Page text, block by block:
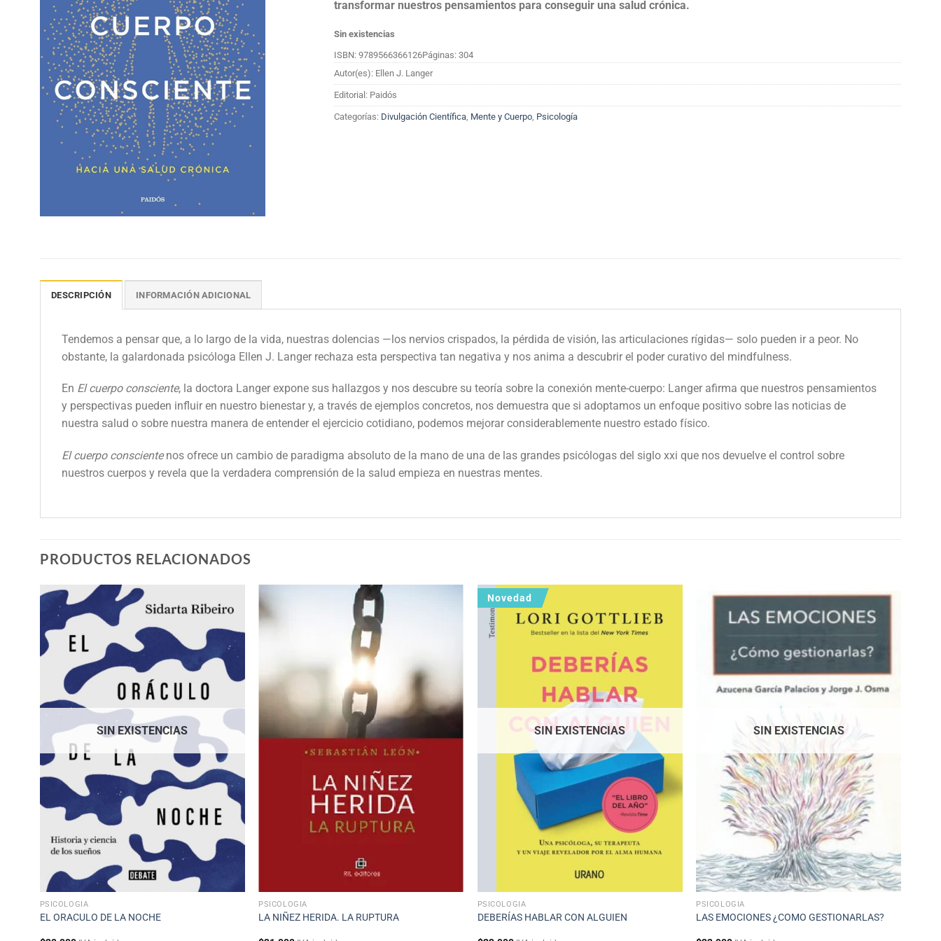
transformar nuestros pensamientos para conseguir una salud crónica.
Sin existencias
ISBN: 9789566366126Páginas: 304
Autor(es): Ellen J. Langer
Editorial: Paidós
Categorías: Divulgación Científica, Mente y Cuerpo, Psicología
DESCRIPCIÓN INFORMACIÓN ADICIONAL
Tendemos a pensar que, a lo largo de la vida, nuestras dolencias —los nervios crispados, la pérdida de visión, las articulaciones rígidas— solo pueden ir a peor. No
obstante, la galardonada psicóloga Ellen J. Langer rechaza esta perspectiva tan negativa y nos anima a descubrir el poder curativo del mindfulness.
En El cuerpo consciente, la doctora Langer expone sus hallazgos y nos descubre su teoría sobre la conexión mente-cuerpo: Langer afirma que nuestros pensamientos
y perspectivas pueden influir en nuestro bienestar y, a través de ejemplos concretos, nos demuestra que si adoptamos un enfoque positivo sobre las noticias de
nuestra salud o sobre nuestra manera de entender el ejercicio cotidiano, podemos mejorar considerablemente nuestro estado físico.
El cuerpo conscientenos ofrece un cambio de paradigma absoluto de la mano de una de las grandes psicólogas del siglo xxi que nos devuelve el control sobre
nuestros cuerpos y revela que la verdadera comprensión de la salud empieza en nuestras mentes.
PRODUCTOS RELACIONADOS
SIN EXISTENCIAS
PSICOLOGÍA
EL ORACULO DE LA NOCHE
PSICOLOGÍA
LA NIÑEZ HERIDA. LA RUPTURA
Novedad
SIN EXISTENCIAS
PSICOLOGÍA
DEBERÍAS HABLAR CON ALGUIEN
SIN EXISTENCIAS
PSICOLOGÍA
LAS EMOCIONES ¿COMO GESTIONARLAS?